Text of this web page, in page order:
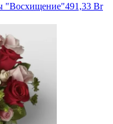
"Восхищение"491,33 Br